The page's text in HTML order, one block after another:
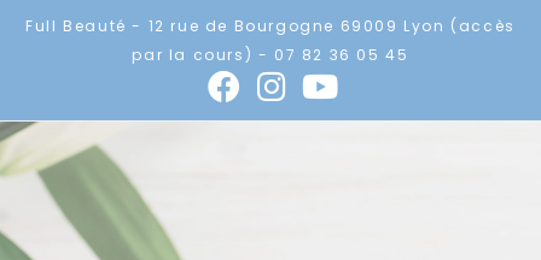
Full Beauté - 12 rue de Bourgogne 69009 Lyon (accès
par la cours) - 07 82 36 05 45